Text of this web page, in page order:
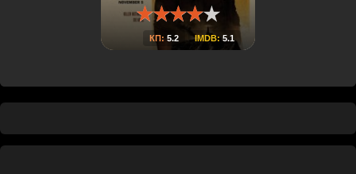
КП: 5.2 IMDB:5.1